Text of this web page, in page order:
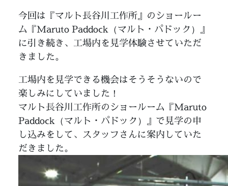
今回は『マルト長谷川工作所』のショールー
ム『Maruto Paddock（マルト・パドック）』
に引き続き、工場内を見学体験させていただ
きました。
工場内を見学できる機会はそうそうないので
楽しみにしていました！
マルト長谷川工作所のショールーム『Maruto
Paddock（マルト・パドック）』で見学の申
し込みをして、スタッフさんに案内していた
だきました。